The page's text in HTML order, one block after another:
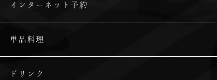
インターネット予約
単品料理
ドリンク